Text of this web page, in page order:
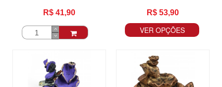
R$ 41,90 R$ 53,90
VER OPÇÕES